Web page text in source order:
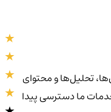
تحلیل‌ها و محتوای
ما دسترسی پیدا